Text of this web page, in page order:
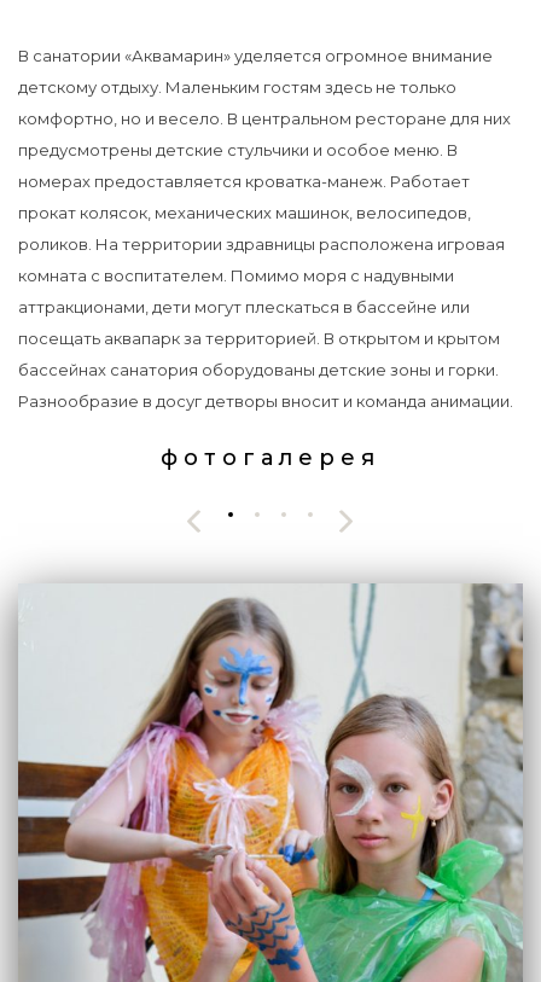
В санатории «Аквамарин» уделяется огромное внимание
детскому отдыху. Маленьким гостям здесь не только
комфортно, но и весело. В центральном ресторане для них
предусмотрены детские стульчики и особое меню. В
номерах предоставляется кроватка-манеж. Работает
прокат колясок, механических машинок, велосипедов,
роликов. На территории здравницы расположена игровая
комната с воспитателем. Помимо моря с надувными
аттракционами, дети могут плескаться в бассейне или
посещать аквапарк за территорией. В открытом и крытом
бассейнах санатория оборудованы детские зоны и горки.
Разнообразие в досуг детворы вносит и команда анимации.
фотогалерея